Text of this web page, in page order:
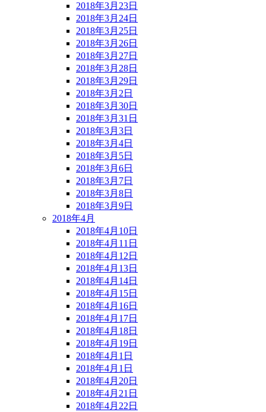
2018年3月23日
2018年3月24日
2018年3月25日
2018年3月26日
2018年3月27日
2018年3月28日
2018年3月29日
2018年3月2日
2018年3月30日
2018年3月31日
2018年3月3日
2018年3月4日
2018年3月5日
2018年3月6日
2018年3月7日
2018年3月8日
2018年3月9日
2018年4月
2018年4月10日
2018年4月11日
2018年4月12日
2018年4月13日
2018年4月14日
2018年4月15日
2018年4月16日
2018年4月17日
2018年4月18日
2018年4月19日
2018年4月1日
2018年4月1日
2018年4月20日
2018年4月21日
2018年4月22日